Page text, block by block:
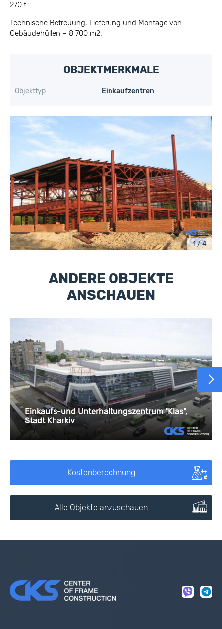
270 t.
Technische Betreuung, Lieferung und Montage von
Gebäudehüllen – 8 700 m2.
OBJEKTMERKMALE
Objekttyp Einkaufzentren
1 / 4
ANDERE OBJEKTE
ANSCHAUEN
Einkaufs-und Unterhaltungszentrum "Klas",
Stadt Kharkiv
Kostenberechnung
Alle Objekte anzuschauen